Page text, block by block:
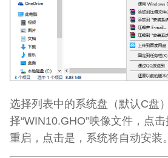
选择列表中的系统盘（默认C盘
择“WIN10.GHO”映像文件，点
重启，点击是，系统将自动安装。